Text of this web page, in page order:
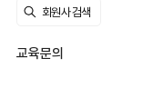
교육문의